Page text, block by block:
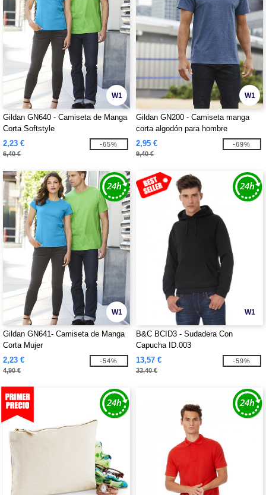
W1
Gildan GN640 - Camiseta de Manga
Corta Softstyle
2,23 €
6,40 €
-65%
W1
Gildan GN200 - Camiseta manga
corta algodón para hombre
2,95 €
9,40 €
-69%
W1
Gildan GN641- Camiseta de Manga
Corta Mujer
2,23 €
4,90 €
-54%
W1
B&C BCID3 - Sudadera Con
Capucha ID.003
13,57 €
33,40 €
-59%